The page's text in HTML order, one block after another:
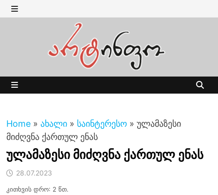
Skip
to MENU
Home » ახალი » საინტერესო » ულამაზესი
მიძღვნა ქართულ ენას
ულამაზესი მიძღვნა ქართულ ენას
28.07.2023
კითხვის დრო: 2 წთ.